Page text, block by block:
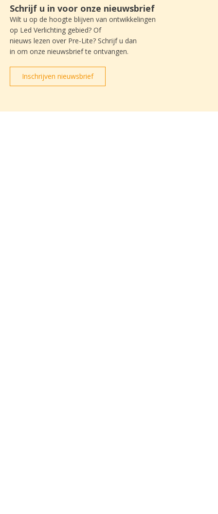
Schrijf u in voor onze nieuwsbrief
Wilt u op de hoogte blijven van ontwikkelingen
op Led Verlichting gebied? Of
nieuws lezen over Pre-Lite? Schrijf u dan
in om onze nieuwsbrief te ontvangen.
Inschrijven nieuwsbrief